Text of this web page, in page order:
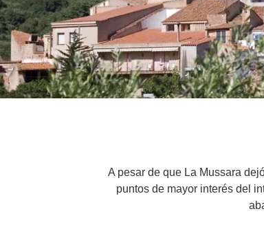
A pesar de que La Mussara
puntos de mayor interés del